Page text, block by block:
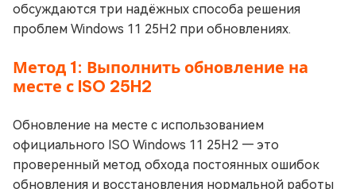
обсуждаются три надёжных способа решения
проблем Windows 11 25H2 при обновлениях.
Метод 1: Выполнить обновление на
месте с ISO 25H2
Обновление на месте с использованием
официального ISO Windows 11 25H2 — это
проверенный метод обхода постоянных ошибок
обновления и восстановления нормальной работы